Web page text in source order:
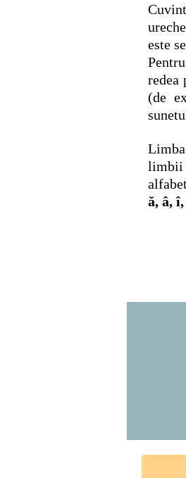
este
redea
(de
ă, â,